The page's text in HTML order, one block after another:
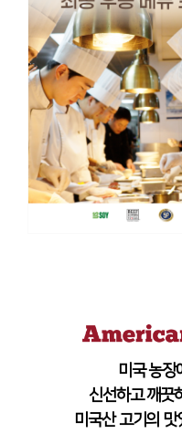
미국 농장
신선하고 깨끗
미국산 고기의 맛